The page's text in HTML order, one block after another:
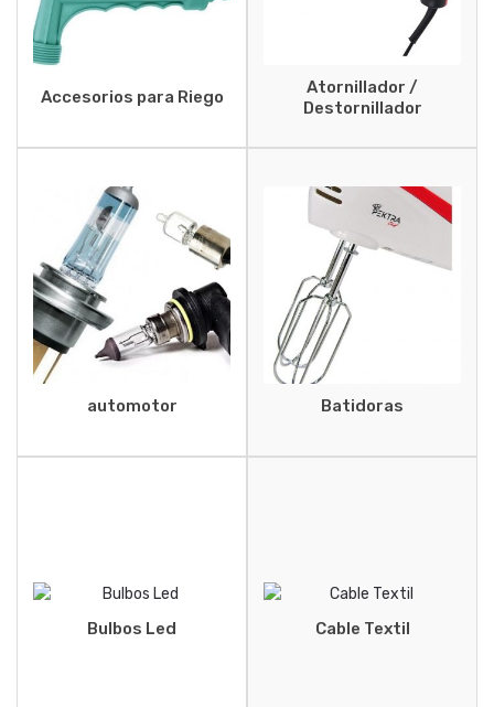
Accesorios para Riego
Atornillador /
Destornillador
automotor Batidoras
Bulbos Led Cable Textil